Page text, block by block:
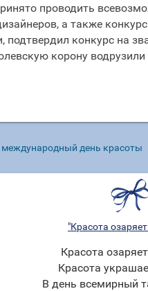
проводить
а также
подтвердил конкурс на
корону
международный день красоты
"Красота
Красота
Красота
В день всемирный